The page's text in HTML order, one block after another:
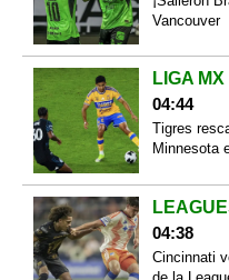
Vancouver
LIGA MX
04:44
Tigres
Minnesota
04:38
Cincinnati